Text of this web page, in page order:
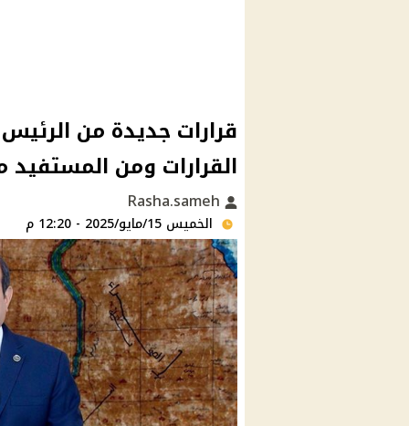
قرارات جديدة من
القرارات ومن المستفيد
الخميس 15/مايو/2025 - 12:20 م